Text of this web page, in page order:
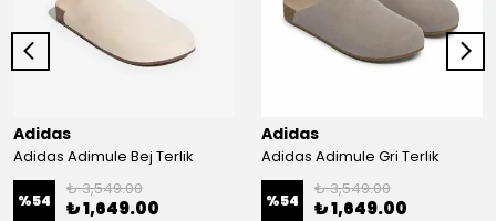
Adidas
Adidas Adimule Bej Terlik
%54
₺ 3,549.00
₺ 1,649.00
Adidas
Adidas Adimule Gri Terlik
%54
₺ 3,549.00
₺ 1,649.00